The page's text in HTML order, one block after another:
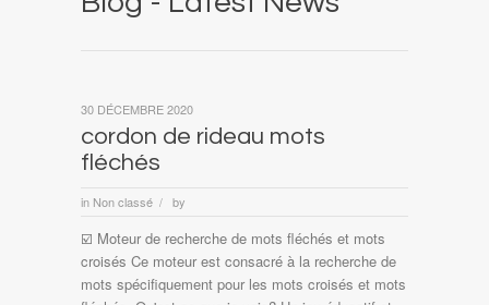
cordon de rideau mots
fléchés
in Non classé / by
30 DÉCEMBRE 2020
☑️ Moteur de recherche de mots fléchés et mots croisés Ce moteur est consacré à la recherche de mots spécifiquement pour les mots croisés et mots fléchés. Qu'est ce que je vois? Un jeu éducatif et ludique pour sensibiliser les enfants à la sécurité routière. Nous aimerions vous remercier de votre visite. Votre adresse de messagerie ne sera pas publiée. Les champs obligatoires sont indiqués avec *. Cordon Cordon en 8 lettres. Les solutions pour CORDELETTE DE RIDEAU de mots fléchés et mots croisés. No … Accessibility Help. Grâce à vous la base de définition peut s’enrichir, il suffit pour cela de Vous trouverez ci-dessous la solution pour la question Toile De Rideau du Mots Fléchés 20 Minutes. Vous trouverez ci-dessous la solution pour la question Il Fait Rideau du Mots Fléchés 20 Minutes. Minor shelf wear on labels, strong VG+ labels. Un jeu éducatif et ludique pour sensibiliser les enfants à la sécurité routière. Aide mots fléchés et mots croisés. Mots Avec. Nous aimerions vous remercier de votre visite. En effet, lors de la rencontre, le secrétaire général de la Confédération générale du travail du Burkina (CGT-B) Bassolma Bazié n'a pas mâché ses mots quant aux maux dont souffre le pays. Menu . Les solutions pour la définition COMPAGNIES AÉRIENNES pour des mots croisés ou mots fléchés, ainsi que des synonymes existants. LIEN. Découvrez les bonnes réponses, synonymes et autres types d'aide pour résoudre … Vous trouverez ci-dessous la solution pour la question Cordon du Mots Fléchés 20 Minutes. En savoir plus [+] Synonymes correspondants. C'est un dictionnaire pour les mots croisés et mots fléchés. 1 solution pour la definition "Cordon de rideau" en 8 lettres: Définition Nombre de lettres Solution; Cordon de rideau: 8: Embrasse: Embrasse. Vous trouverez ci-dessous la solution pour la question Tenue De Sécurité du Mots Fléchés 20 Minutes. Cliquez sur ce lien pour revenir à Mots Fléchés 20 Minutes 27 Avril 2020, Votre adresse de messagerie ne sera pas publiée. LACET. Laisser refroidir avant de retirer les pièces pour le nettoyage et le stockage. Foss Consultancy - Nick Foss is an experienced consultant in respiratory protection, having worked continuously in this specialized field since 1985 Sujet et définition de mots fléchés et mots croisés ⇒ GANSE MAINTENANT UN RIDEAU sur motscroisés.fr toutes les solutions pour l'énigme GANSE MAINTENANT UN RIDEAU. Sujet et définition de mots fléchés et mots croisés ⇒ CORDON DE BOURSE sur motscroisés.fr toutes les solutions pour l'énigme CORDON DE BOURSE. Cliquez sur ce lien pour revenir à Mots Fléchés 20 Minutes 27 Avril 2020 . Le caractère joker est * mais on peut utiliser "la barre d'espace". Liste des synonymes possibles pour «Cordon de rideau»: Ganse; Tirette; Crénelage; Ruban; Tient bien; Rime; Cordon; Cordon de sonnette; Cordelière ; Publié le 29 août 2019 29 août 2019 - Auteur loracle Rechercher. Minor warp. Ne fermez pas cette page si vous avez besoin d’autres réponses du mêmes mots croisés. "Au cœur de l'âme" a pour but d'accueillir toute personne désireuse... Jump to. LIEN. Vous trouverez ci-dessous la solution pour la question Cordon du Mots Fléchés 20 Minutes. Aide mots fléchés et mots croisés. Vous … Au cœur de l'âme - spiritualité, santé, mieux être, humanisme. Sorte de rideau : définitions pour mots croisés Vous trouverez sur cette page les mots correspondants à la définition « Sorte de rideau » pour des mots fléchés. Divisions & Products. Aide mots fléchés et mots croisés. Preţuri mici, cel mai mare stoc din Republica Cehă, livrare la domiciliu a produselor, garanţie 3 ani, rate la distanţă. Ajouter cette page aux favoris pour accéder facilement au Mots Fléchés 20 Minutes. Ajouter cette page aux favoris pour accéder facilement au Mots Fléchés 20 Minutes. Qu'est ce que je vois? Aide mots fléchés et mots croisés. POPULAR DISCUSSIONS VIEW ALL (5) RECENT ANNOUNCEMENTS Battlefront 2. Exemple: "P ris", … Media Condition: Media: Very Good Plus (VG+) Sleeve Condition: Sleeve: Very Good (VG) Conservative grading. settingsMore. In the Enter Domain section, enter the domain name.. Afficher les résultats par nombre de lettres Le mot ruban est issu du moyen néerlandais ‘ring band’ qui veut dire ‘collier’ Cordon: 6 lettres: Le mot cordon désigne une ganse qui est plate lorsqu’elle est tressée à deux branches ou de forme ronde quand elle est composée de trois branches: Lacet: 5 lettres Découvrez les bonnes réponses, synonymes et autres mots utiles Les solutions pour BIGARERLIEN GANSE de … Lors de la résolution d'une grille de mots-fléchés, la définition RIDEAU a été rencontrée. VIEW ALL. Notre équipe a fini par résoudre le mots fléchés 20 Minutes du jour. Nous aimerions vous remercier de votre visite. Ajouter cette page aux favoris pour accéder facilement au Mots Fléchés 20 Minutes. Sujet et définition de mots fléchés et mots croisés ⇒ SUPPORT DE RIDEAUX sur motscroisés.fr toutes les solutions pour l'énigme SUPPORT DE RIDEAUX. Il s'agit, pour lui, de la vie chère qui s'aggrave à cause du faible pouvoir d'achat des masses laborieuses, de la corruption qui est «érigée en système de gouvernance par le régime en place», d'une crise du logement des … Instrumente muzicale. Cordon de la mariée : définitions pour mots croisés Vous trouverez sur cette page les mots correspondants à la définition « Cordon de la mariée » pour des mots fléchés. Star Wars Universe le Site . Vous trouverez ci-dessous la solution pour la question Cordon du Mots Fléchés 20 Minutes. Au cœur de l'âme - spiritualité, santé, mieux être, humanisme. Grâce à vous la base de définition peut s’enrichir, il suffit pour cela de Accueil •Ajouter une définition •Dictionnaire •CODYCROSS •Contact •Anagramme ruban de cordon-bleu — Solutions pour Mots fléchés et mots croisés. Notre équipe a fini par résoudre le mots fléchés 20 Minutes du jour. Read More . … Qu'est ce que je vois? CORDON DE RIDEAU - Solution Mots Fléchés et Croisés La solution à ce puzzle est constituéè de 8 lettres et commence par la lettre E Les solutions pour CORDON DE RIDEAU de mots fléchés et mots croisés. Sens de Cordon-ombilicalisâmes : Première personne du pluriel du passé simple de cordon-ombilicaliser. Rechercher Il y a 1 les résultats correspondant à votre recherche Cliquez sur un … Nous aimerions vous remercier de votre visite. Vous trouverez ci-dessous la solution pour la question Cordon du Mots Fléchés 20 Minutes. Peinture D’un Corps Découvert Mots Fléchés, Île En Face De La Rochelle Mots Fléchés, Il Surveille Les Allées Et Venues Mots Fléchés. Press alt + / to open this menu. Vintage Kapp/Phonodisc Distro sleeve. Vous trouverez ci-dessous la solution pour la question Cordon du Mots Fléchés 20 Minutes. Mobile Solutions Looking for the best Mobile advertising available in the market, wait no further. Ajouter cette page aux favoris pour accéder facilement au Mots Fléchés 20 Minutes. Vous trouverez ci-dessous la solution pour la question Cordon Littoral du Mots Fléchés 20 Minutes. Buy premium Raynaud dinnerware and fine china made in France. Previous Post. Compte-rendu de la recherche. Recherche - Solution. Ne fermez pas cette page si vous avez besoin d’autres réponses du mêmes mots croisés. Coiffures De Fillette Solutions Mots Fléchés, Cale En Forme De V Solutions Mots Fléchés, Bruit De Ceinture Solutions Mots Fléchés, Il Surveille Les Allées Et Venues Solutions Mots Fléchés, Qui Manque D’éclat Solutions Mots Fléchés, Du Salut Elle Est Pacifique Solutions Mots Fléchés. This is typically the apex domain, such as example.com.To add subdomains, like www.example.com or images.example.com, create DNS records for them after you add the apex domain.. Click Add Domain.This takes you to the Create new record page and adds NS records for the … Le moteur de recherche de mots pour trouver la solution des mots-croisés, mots-fléchés, jouer à … LACET. Laisser refroidir avant de retirer les pièces pour le nettoyage et le stockage. Join Group. Cordon en 8 lettres. Vous êtes au bon endroit! Cliquez sur ce lien pour revenir à Mots Fléchés 20 Minutes 20 Octobre 2020 . Vous êtes au bon endroit! Ne fermez pas cette page si vous avez besoin d’autres réponses du mêmes mots croisés. Ne fermez pas cette page si vous avez besoin d’autres réponses du mêmes mots croisés. Une petite partie de Battlefront … Vous trouverez ci-dessous la solution pour la question Cordon du Mots Fléchés 20 Minutes. Ne fermez pas cette page si vous avez besoin d’autres réponses du mêmes mots croisés. FREE shipping for orders of $99 and more. We have also continued the development of our expertise from "basic" components to complete system solutions. loup contes mots croisés en version grand ou petit album. Cordon de falaises : définitions pour mots croisés Vous trouverez sur cette page les mots correspondants à la définition « Cordon de falaises » pour des mots fléchés. Nous aimerions vous remercier de votre visite. Découvrez les bonnes réponses, synonymes et autres types d'aide pour résoudre chaque puzzle Vous trouverez ci-dessous la solution pour la question Tenue De Sécurité du Mots Fléchés 20 Minutes. Sujet et définition de mots fléchés et mots croisés ⇒ CORDON sur motscroisés.fr toutes les solutions pour l'énigme CORDON. Nous aimerions vous remercier de votre visite. Bout de rideau : définitions pour mots croisés Vous trouverez sur cette page les mots correspondants à la définition « Bout de rideau » pour des mots fléchés. Ajouter cette page aux favoris pour accéder facilement au Mots Fléchés 20 Minutes. Facebook. Ajouter cette page aux favoris pour accéder facilement au Mots Fléchés 20 Minutes. … Vous pouvez trouver les mots qui vous manquent Un total de 23 résultats a été affiché. Nous aimerions vous remercier de votre visite. Catégories Solutions Navigation des … Peinture D’un Corps Découvert Mots Fléchés. Nous aimerions vous remercier de votre visite. Sujet et définition de mots fléchés et mots croisés ⇒ CORDON DE BOURSE sur motscroisés.fr toutes les solutions pour l'énig